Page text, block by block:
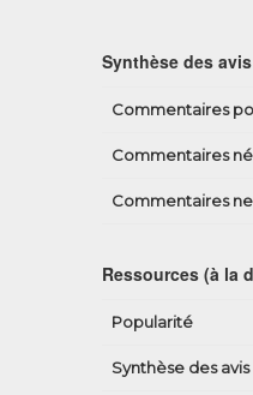
Synthèse des
Commentaires
Commentaires
Commentaires
Ressources (à la
Popularité
Synthèse des avis